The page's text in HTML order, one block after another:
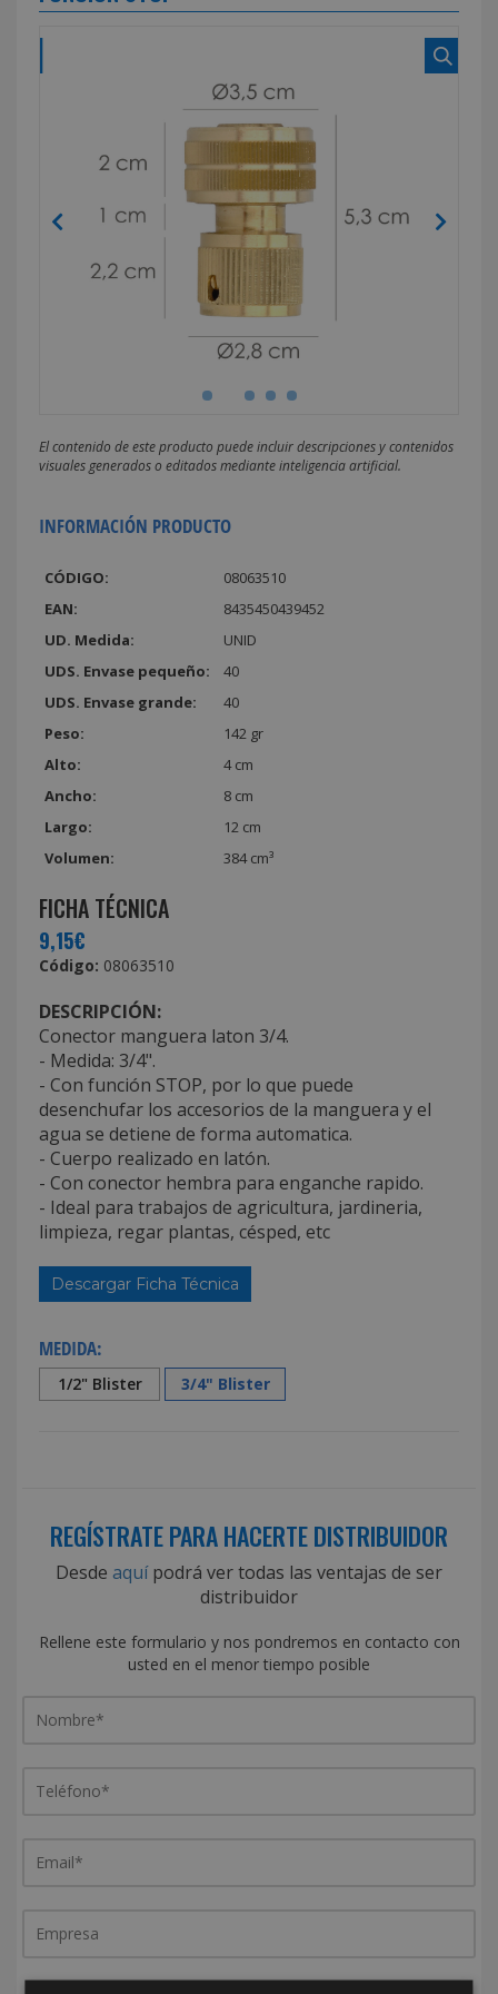
El contenido de este producto puede incluir descripciones y contenidos
visuales generados o editados mediante inteligencia artificial.
INFORMACIÓN PRODUCTO
CÓDIGO:
08063510
EAN:
8435450439452
UD. Medida:
UNID
UDS. Envase pequeño:
40
UDS. Envase grande:
40
Peso:
142 gr
Alto:
4 cm
Ancho:
8 cm
Largo:
12 cm
Volumen:
384 cm³
FICHA TÉCNICA
9,15€
Código: 08063510
DESCRIPCIÓN:
Conector manguera laton 3/4.
- Medida: 3/4".
- Con función STOP, por lo que puede
desenchufar los accesorios de la manguera y el
agua se detiene de forma automatica.
- Cuerpo realizado en latón.
- Con conector hembra para enganche rapido.
- Ideal para trabajos de agricultura, jardineria,
limpieza, regar plantas, césped, etc
Descargar Ficha Técnica
MEDIDA:
1/2" Blister 3/4" Blister
REGÍSTRATE PARA HACERTE DISTRIBUIDOR
Desde aquípodrá ver todas las ventajas de ser
distribuidor
Rellene este formulario y nos pondremos en contacto con
usted en el menor tiempo posible